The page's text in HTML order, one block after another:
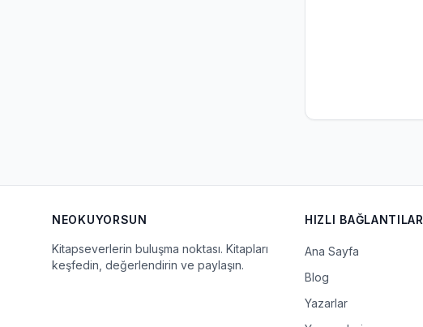
NEOKUYORSUN
Kitapseverlerin buluşma noktası. Kitapları
keşfedin, değerlendirin ve paylaşın.
HIZLI BAĞLANTILAR
Ana Sayfa
Blog
Yazarlar